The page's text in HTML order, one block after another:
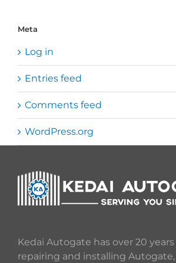
Meta
Log in
Entries feed
Comments feed
WordPress.org
Kedai Autogate has over 20
repairing and installing Autogate,